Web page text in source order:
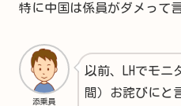
特に中国は係員がダメって
添乗員
以前、LHでモニ
間）お詫びにと